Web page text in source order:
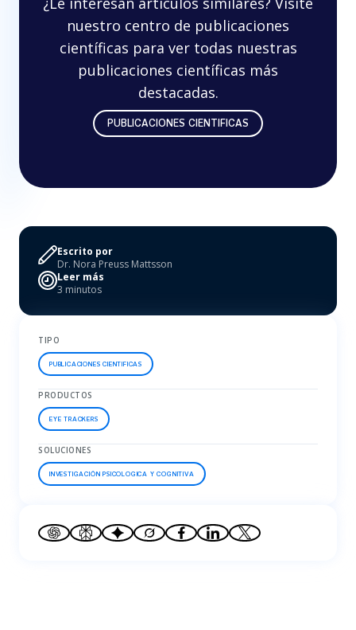
nuestro centro de publicaciones
científicas para ver todas nuestras
publicaciones científicas más
destacadas.
PUBLICACIONES CIENTIFICAS
Escrito por
Dr. Nora Preuss Mattsson
Leer más
3 minutos
TIPO
PUBLICACIONES CIENTIFICAS
PRODUCTOS
EYE TRACKERS
SOLUCIONES
INVESTIGACIÓN PSICOLOGICA Y COGNITIVA